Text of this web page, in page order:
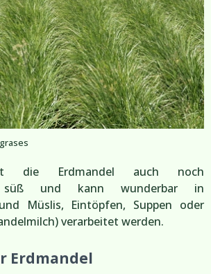
die Erdmandel auch noch
süß und kann wunderbar in
Müslis, Eintöpfen, Suppen oder
verarbeitet werden.
Erdmandel